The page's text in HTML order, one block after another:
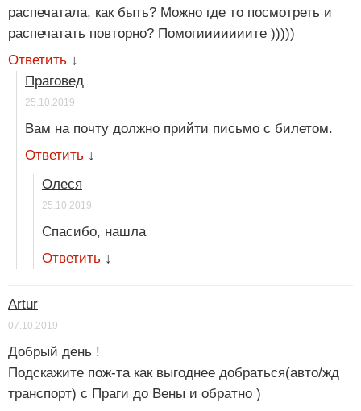
распечатала, как быть? Можно где то посмотреть и
распечатать повторно? Помогииииииите )))))
Ответить ↓
Праговед
25.10.2019
Вам на почту должно прийти письмо с билетом.
Ответить ↓
Олеся
25.10.2019
Спасибо, нашла
Ответить ↓
Artur
07.10.2019
Добрый день !
Подскажите пож-та как выгоднее добраться(авто/жд
транспорт) с Праги до Вены и обратно )